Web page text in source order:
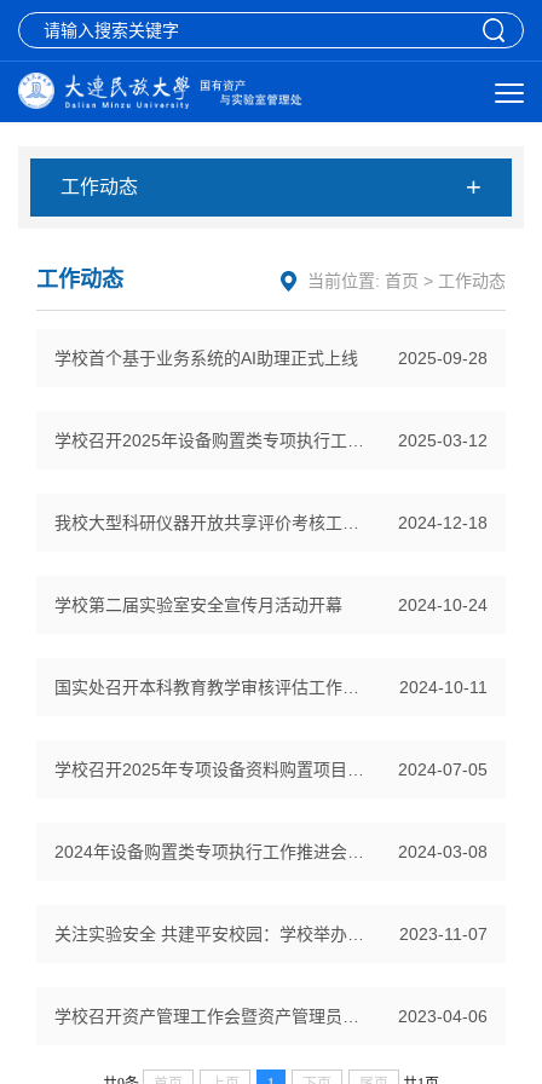
工作动态 +
工作动态 当前位置: 首页 > 工作动态
学校首个基于业务系统的AI助理正式上线 2025-09-28
2025-03-12
2024-12-18
学校第二届实验室安全宣传月活动开幕 2024-10-24
2024-10-11
2024-07-05
2024-03-08
2023-11-07
2023-04-06